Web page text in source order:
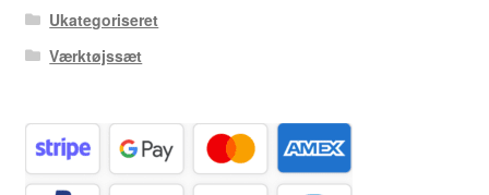
Ukategoriseret
Værktøjssæt